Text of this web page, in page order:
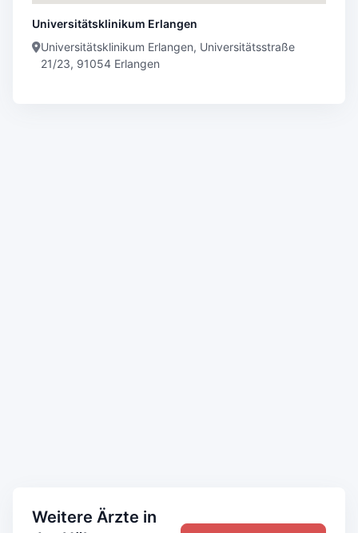
Universitätsklinikum Erlangen
Universitätsklinikum Erlangen, Universitätsstraße
21/23, 91054 Erlangen
Weitere Ärzte in